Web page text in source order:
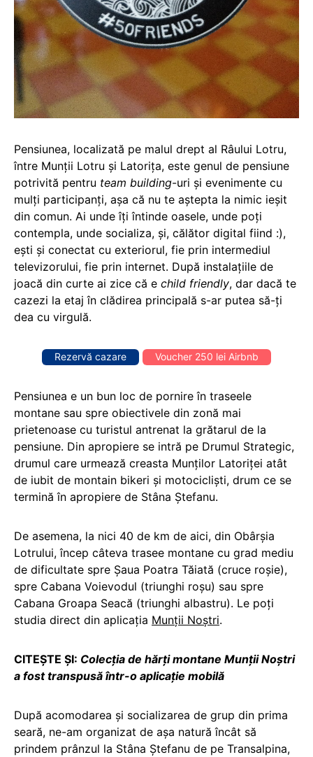
Pensiunea, localizată pe malul drept al Râului Lotru,
între Munții Lotru și Latorița, este genul de pensiune
potrivită pentru team building-uri și evenimente cu
mulți participanți, așa că nu te aștepta la nimic ieșit
din comun. Ai unde îți întinde oasele, unde poți
contempla, unde socializa, și, călător digital fiind :),
ești și conectat cu exteriorul, fie prin intermediul
televizorului, fie prin internet. După instalațiile de
joacă din curte ai zice că e child friendly, dar dacă te
cazezi la etaj în clădirea principală s-ar putea să-ți
dea cu virgulă.
Rezervă cazare Voucher 250 lei Airbnb
Pensiunea e un bun loc de pornire în traseele
montane sau spre obiectivele din zonă mai
prietenoase cu turistul antrenat la grătarul de la
pensiune. Din apropiere se intră pe Drumul Strategic,
drumul care urmează creasta Munților Latoriței atât
de iubit de montain bikeri și motocicliști, drum ce se
termină în apropiere de Stâna Ștefanu.
De asemena, la nici 40 de km de aici, din Obârșia
Lotrului, încep câteva trasee montane cu grad mediu
de dificultate spre Șaua Poatra Tăiată (cruce roșie),
spre Cabana Voievodul (triunghi roșu) sau spre
Cabana Groapa Seacă (triunghi albastru). Le poți
studia direct din aplicația Munții Noștri.
CITEȘTE ȘI: Colecția de hărți montane Munții Noștri
a fost transpusă într-o aplicație mobilă
După acomodarea și socializarea de grup din prima
seară, ne-am organizat de așa natură încât să
prindem prânzul la Stâna Ștefanu de pe Transalpina,